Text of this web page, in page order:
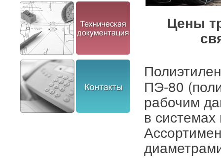
Цены
ПЭ-80
рабочим
в